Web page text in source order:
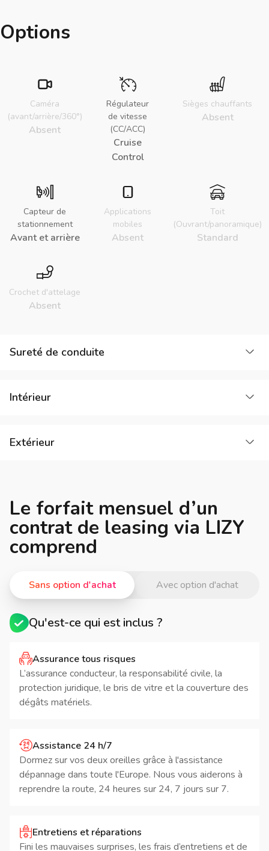
Options
Caméra
(avant/arrière/360°)
Absent
Régulateur
de vitesse
(CC/ACC)
Cruise
Control
Sièges chauffants
Absent
Capteur de
stationnement
Avant et arrière
Applications
mobiles
Absent
Toit
(Ouvrant/panoramique)
Standard
Crochet d'attelage
Absent
Sureté de conduite
Intérieur
Extérieur
Le forfait mensuel d’un
contrat de leasing via LIZY
comprend
Avec option d'achat
Sans option d'achat
Qu'est-ce qui est inclus ?
Assurance tous risques
L’assurance conducteur, la responsabilité civile, la
protection juridique, le bris de vitre et la couverture des
dégâts matériels.
Assistance 24 h/7
Dormez sur vos deux oreilles grâce à l'assistance
dépannage dans toute l'Europe. Nous vous aiderons à
reprendre la route, 24 heures sur 24, 7 jours sur 7.
Entretiens et réparations
Fini les mauvaises surprises, les frais d’entretiens et de